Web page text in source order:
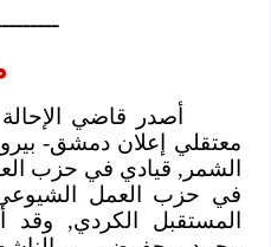
أصدر قاضي
معتقلي إعلان دمشق-
الشمر, قيادي في حزب
في حزب العمل
المستقبل الكردي, وقد